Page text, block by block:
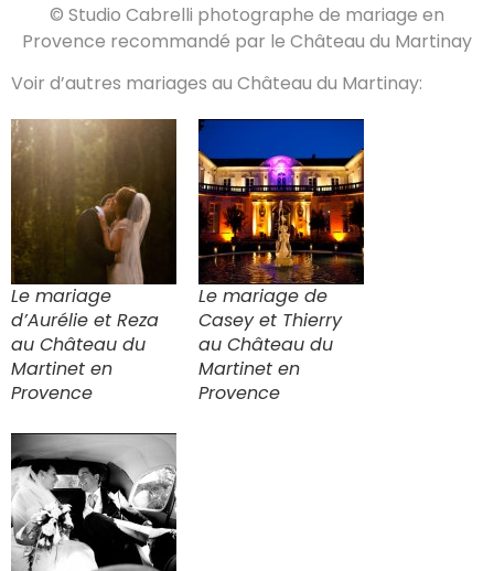
© Studio Cabrelli photographe de mariage en
Provence recommandé par le Château du Martinay
Voir d’autres mariages au Château du Martinay:
Le mariage
d’Aurélie et Reza
au Château du
Martinet en
Provence
Le mariage de
Casey et Thierry
au Château du
Martinet en
Provence